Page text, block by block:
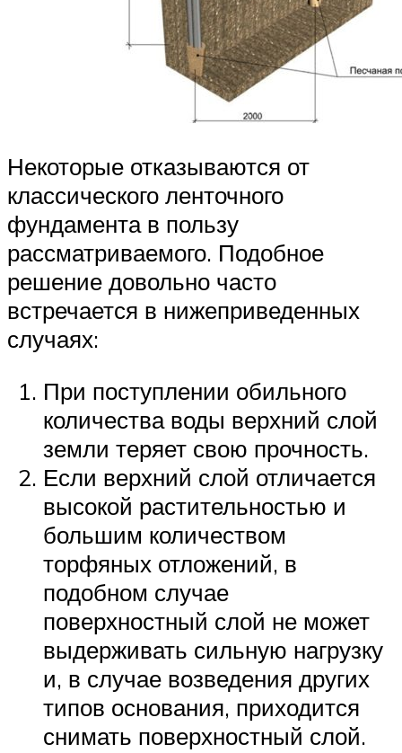
Некоторые отказываются от
классического ленточного
фундамента в пользу
рассматриваемого. Подобное
решение довольно часто
встречается в нижеприведенных
случаях:
При поступлении обильного
количества воды верхний слой
земли теряет свою прочность.
Если верхний слой отличается
высокой растительностью и
большим количеством
торфяных отложений, в
подобном случае
поверхностный слой не может
выдерживать сильную нагрузку
и, в случае возведения других
типов основания, приходится
снимать поверхностный слой.